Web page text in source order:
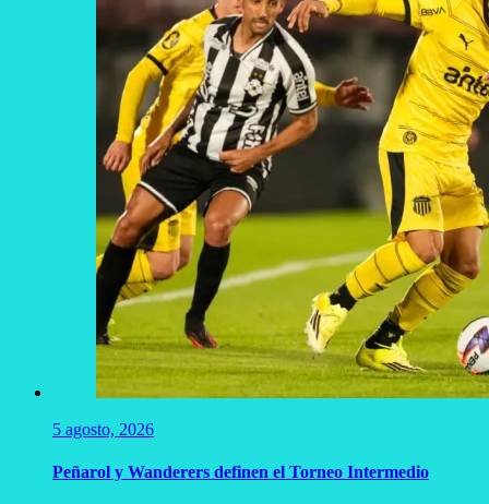
5 agosto, 2026
Peñarol y Wanderers definen el Torneo Intermedio